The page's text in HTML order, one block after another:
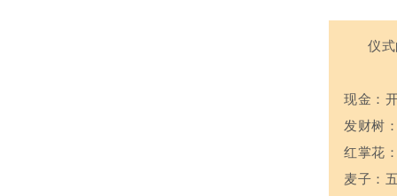
仪式
现金：
发财树
红掌花
麦子：